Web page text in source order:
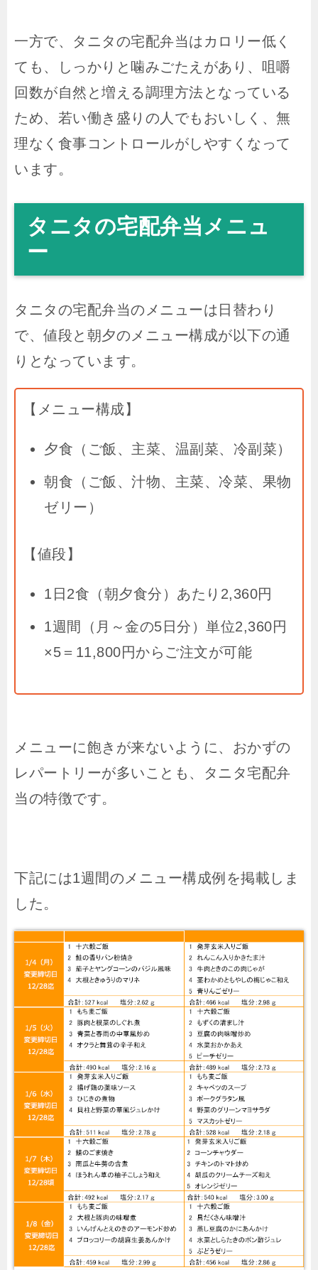
一方で、タニタの宅配弁当はカロリー低く
ても、しっかりと噛みごたえがあり、咀嚼
回数が自然と増える調理方法となっている
ため、若い働き盛りの人でもおいしく、無
理なく食事コントロールがしやすくなって
います。
タニタの宅配弁当メニュ
ー
タニタの宅配弁当のメニューは日替わり
で、値段と朝夕のメニュー構成が以下の通
りとなっています。
【メニュー構成】
夕食（ご飯、主菜、温副菜、冷副菜）
朝食（ご飯、汁物、主菜、冷菜、果物
ゼリー）
【値段】
1 日 2食（朝夕食分）あたり 2,360円
1週間（月～金の5 日分）単位2,360円
×5＝ 11,800円からご注文が可能
メニューに飽きが来ないように、おかずの
レパートリーが多いことも、タニタ宅配弁
当の特徴です。
下記には1週間のメニュー構成例を掲載しま
した。